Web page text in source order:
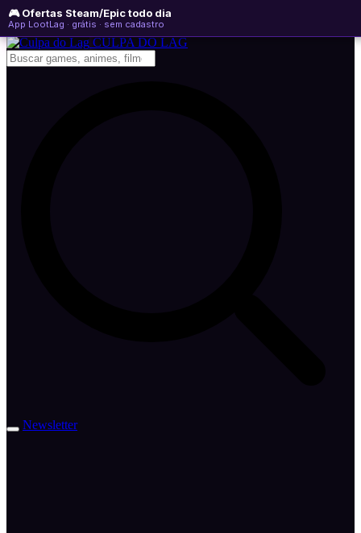
🎮 Ofertas Steam/Epic todo dia
App LootLag · grátis · sem cadastro
sábado, 08 de agosto de 2026 WhatsApp
Newsletter
CULPA DO LAG
Newsletter